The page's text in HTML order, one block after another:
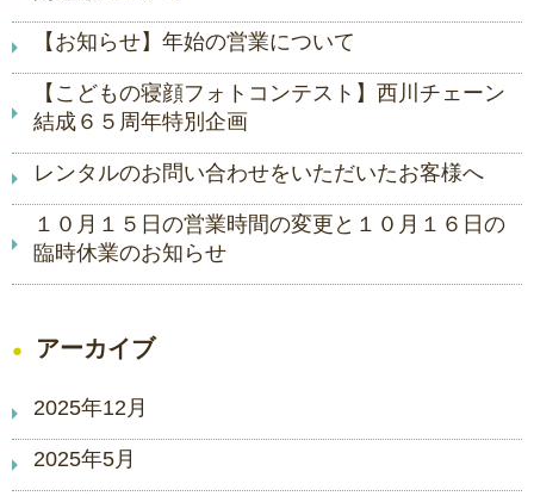
【お知らせ】年始の営業について
【こどもの寝顔フォトコンテスト】西川チェーン
結成６５周年特別企画
レンタルのお問い合わせをいただいたお客様へ
１０月１５日の営業時間の変更と１０月１６日の
臨時休業のお知らせ
アーカイブ
2025年12月
2025年5月